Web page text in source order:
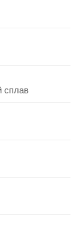
сплав